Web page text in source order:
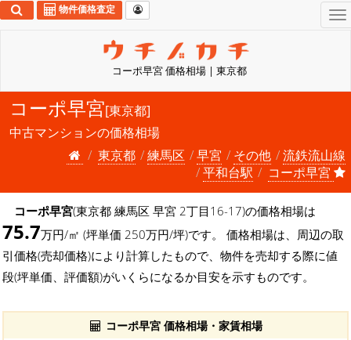
コーポ早宮 価格相場 | 東京都
物件価格査定
コーポ早宮[東京都]
中古マンションの価格相場
東京都
練馬区 早宮 その他
流鉄流山線
平和台駅
コーポ早宮
コーポ早宮(東京都 練馬区 早宮 2丁目16-17)の価格相場は
75.7万円/㎡ (坪単価 250万円/坪)です。 価格相場は、周辺の取
引価格(売却価格)により計算したもので、物件を売却する際に値
段(坪単価、評価額)がいくらになるか目安を示すものです。
コーポ早宮 価格相場・家賃相場